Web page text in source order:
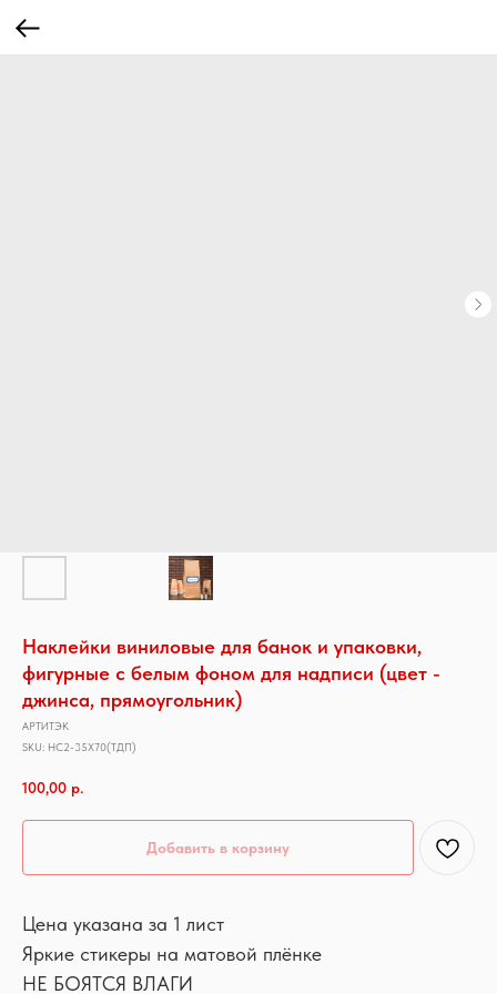
Наклейки виниловые для банок и упаковки,
фигурные с белым фоном для надписи (цвет -
джинса, прямоугольник)
АРТИТЭК
SKU: НС2-35Х70(ТДП)
100,00 р.
Добавить в корзину
Цена указана за 1 лист
Яркие стикеры на матовой плёнке
НЕ БОЯТСЯ ВЛАГИ